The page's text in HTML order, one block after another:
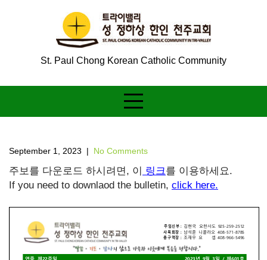
St. Paul Chong Korean Catholic Community
September 1, 2023 | No Comments
주보를 다운로드 하시려면, 이 링크를 이용하세요.
If you need to downlaod the bulletin, click here.